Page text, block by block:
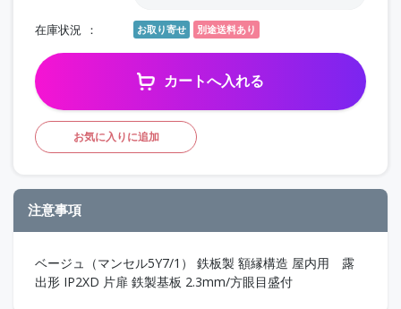
在庫状況 お取り寄せ 別途送料あり
カートへ入れる
お気に入りに追加
注意事項
ベージュ（マンセル5Y7/1） 鉄板製 額縁構造 屋内用 露
出形 IP2XD 片扉 鉄製基板 2.3mm/方眼目盛付